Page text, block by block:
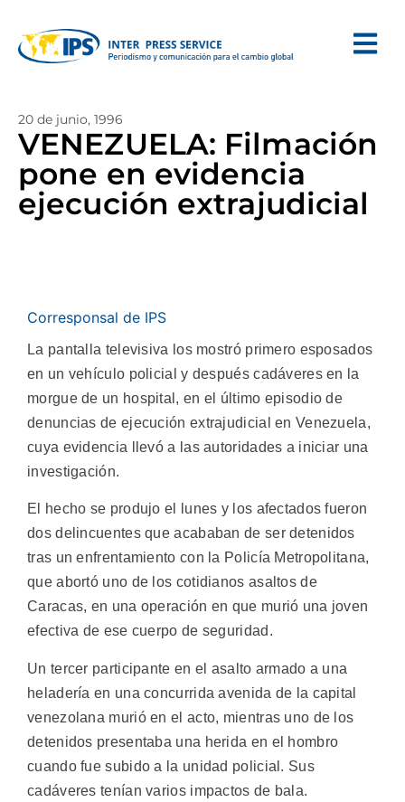
20 de junio, 1996
VENEZUELA: Filmación
pone en evidencia
ejecución extrajudicial
Corresponsal de IPS
La pantalla televisiva los mostró primero esposados
en un vehículo policial y después cadáveres en la
morgue de un hospital, en el último episodio de
denuncias de ejecución extrajudicial en Venezuela,
cuya evidencia llevó a las autoridades a iniciar una
investigación.
El hecho se produjo el lunes y los afectados fueron
dos delincuentes que acababan de ser detenidos
tras un enfrentamiento con la Policía Metropolitana,
que abortó uno de los cotidianos asaltos de
Caracas, en una operación en que murió una joven
efectiva de ese cuerpo de seguridad.
Un tercer participante en el asalto armado a una
heladería en una concurrida avenida de la capital
venezolana murió en el acto, mientras uno de los
detenidos presentaba una herida en el hombro
cuando fue subido a la unidad policial. Sus
cadáveres tenían varios impactos de bala.